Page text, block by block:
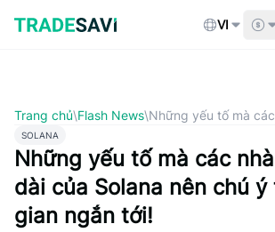
qua
nội
VI
Trang chủ\Flash News\Những yếu tố mà
SOLANA
Những yếu tố mà các
dài của Solana nên chú
gian ngắn tới!